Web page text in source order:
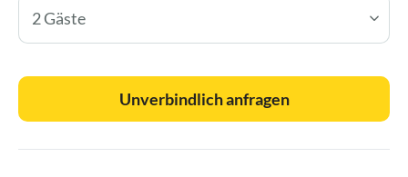
2 Gäste
Unverbindlich anfragen